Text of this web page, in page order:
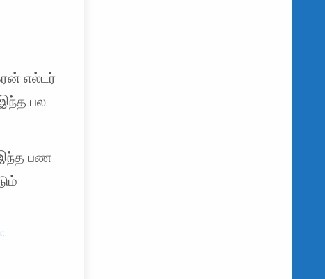
எல்டர்
பல
இந்த பண